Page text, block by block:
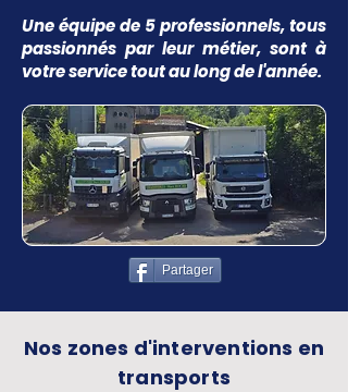
Une équipe de 5 professionnels, tous
passionnés par leur métier, sont à
votre service tout au long de l'année.
Partager
Nos zones d'interventions en
transports